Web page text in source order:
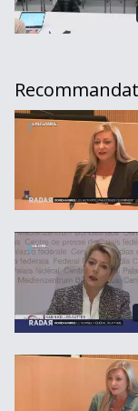
Coronavirus: Conf
Coronavirus:
Coronavirus: